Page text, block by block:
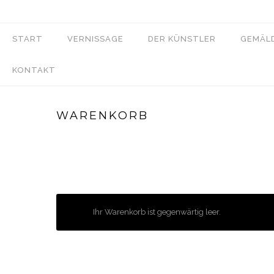
START VERNISSAGE DER KÜNSTLER
KONTAKT
WARENKORB
Ihr Warenkorb ist gegenwärtig leer.